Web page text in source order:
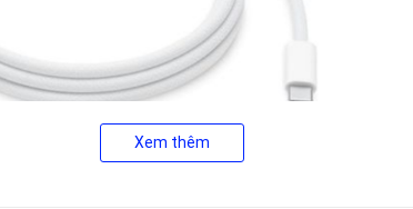
Xem thêm